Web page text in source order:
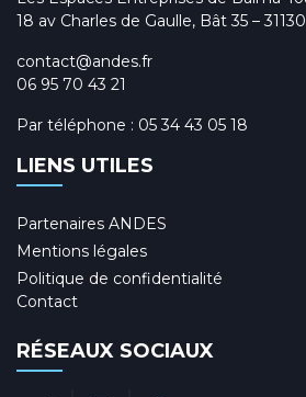
18 av Charles de Gaulle, Bât 35 –
contact@andes.fr
06 95 70 43 21
Par téléphone : 05 34 43 05 18
LIENS UTILES
Partenaires ANDES
Mentions légales
Politique de confidentialité
Contact
RÉSEAUX SOCIAUX